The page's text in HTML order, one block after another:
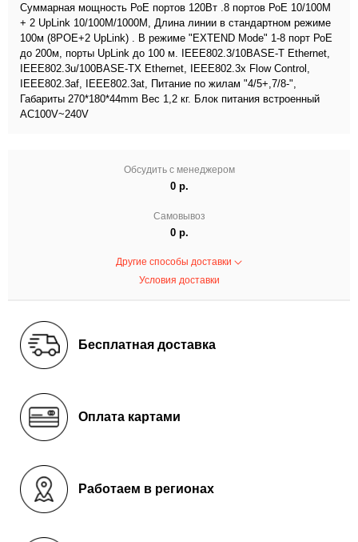
Суммарная мощность РоЕ портов 120Вт .8 портов РоЕ 10/100M
+ 2 UpLink 10/100M/1000M, Длина линии в стандартном режиме
100м (8POE+2 UpLink) . В режиме "EXTEND Mode" 1-8 порт РоЕ
до 200м, порты UpLink до 100 м. IEEE802.3/10BASE-T Ethernet,
IEEE802.3u/100BASE-TX Ethernet, IEEE802.3x Flow Control,
IEEE802.3af, IEEE802.3at, Питание по жилам "4/5+,7/8-",
Габариты 270*180*44mm Вес 1,2 кг. Блок питания встроенный
AC100V~240V
Обсудить с менеджером
0 р.
Самовывоз
0 р.
Другие способы доставки
Условия доставки
Бесплатная доставка
Оплата картами
Работаем в регионах